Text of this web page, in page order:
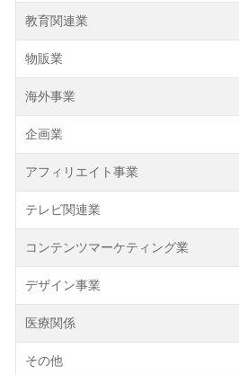
教育関連業
物販業
海外事業
企画業
アフィリエイト事業
テレビ関連業
コンテンツマーケティング業
デザイン事業
医療関係
その他